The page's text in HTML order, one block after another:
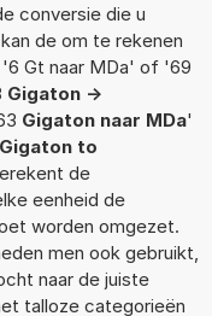
conversie die u
de om te rekenen
Gt naar MDa' of '69
Gigaton ->
Gigaton naar MDa'
Gigaton to
de
eenheid de
worden omgezet.
men ook gebruikt,
naar de juiste
talloze categorieën